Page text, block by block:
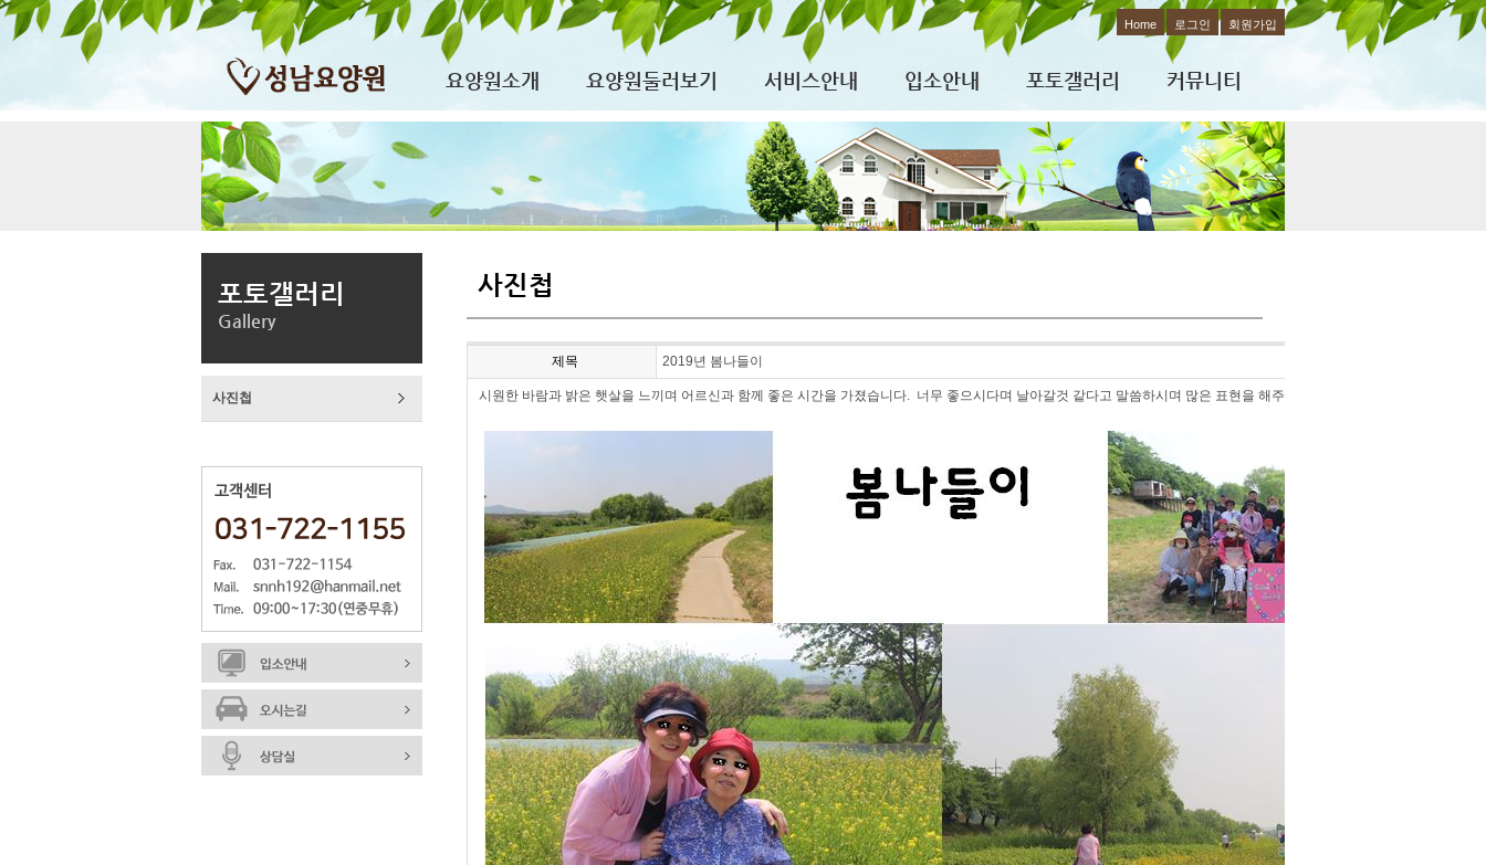
Home 로그인 회원가입
요양원소개 요양원둘러보기 서비스안내 입소안내 포토갤러리 커뮤니티
포토갤러리
Gallery
사진첩
사진첩
제목 2019년 봄나들이
시원한 바람과 밝은 햇살을 느끼며 어르신과 함께 좋은 시간을 가졌습니다. 너무 좋으시다며 날아갈것 같다고 말씀하시며 많은 표현을 해주셨습니다.